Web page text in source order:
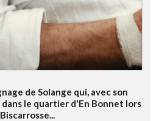
de Solange qui, avec son
dans le quartier d'En Bonnet lors